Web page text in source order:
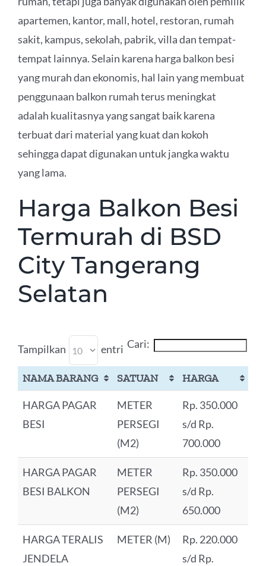
apartemen, kantor, mall, hotel, restoran, rumah
sakit, kampus, sekolah, pabrik, villa dan tempat-
tempat lainnya. Selain karena harga balkon besi
yang murah dan ekonomis, hal lain yang membuat
penggunaan balkon rumah terus meningkat
adalah kualitasnya yang sangat baik karena
terbuat dari material yang kuat dan kokoh
sehingga dapat digunakan untuk jangka waktu
yang lama.
Harga Balkon Besi
Termurah di BSD
City Tangerang
Selatan
Tampilkan entri Cari:
NAMA BARANG SATUAN HARGA
HARGA PAGAR
BESI
METER
PERSEGI
(M2)
Rp. 350.000
s/d Rp.
700.000
HARGA PAGAR
BESI BALKON
METER
PERSEGI
(M2)
Rp. 350.000
s/d Rp.
650.000
HARGA TERALIS
JENDELA
METER (M)
Rp. 220.000
s/d Rp.